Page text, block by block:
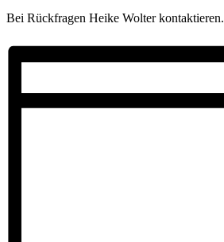
Bei Rückfragen Heike Wolter kontaktieren.